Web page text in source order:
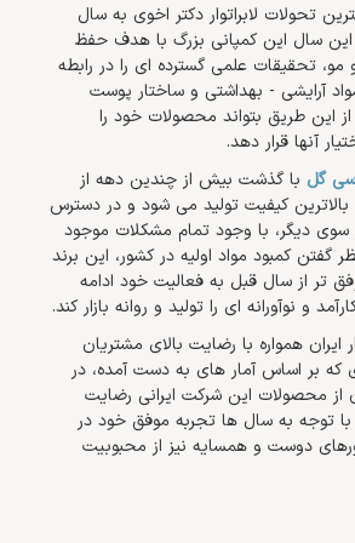
تحولات لابراتوار دکتر اخوی به سال
در این سال این کمپانی بزرگ با هدف حفظ
تحقیقات علمی گسترده ای را در رابطه
آرایشی - بهداشتی و ساختار پوست
از این طریق بتواند محصولات خود را
آنها قرار دهد.
سی گل با گذشت بیش از چندین دهه از
کیفیت تولید می شود و در دسترس
سوی دیگر، با وجود تمام مشکلات موجود
گفتن کمبود مواد اولیه در کشور، این برند
تر از سال قبل به فعالیت خود ادامه
و نوآورانه ای را تولید و روانه بازار کند.
همواره با رضایت بالای مشتریان
که بر اساس آمار های به دست آمده، در
از محصولات این شرکت ایرانی رضایت
با توجه به سال ها تجربه موفق خود در
دوست و همسایه نیز از محبوبیت